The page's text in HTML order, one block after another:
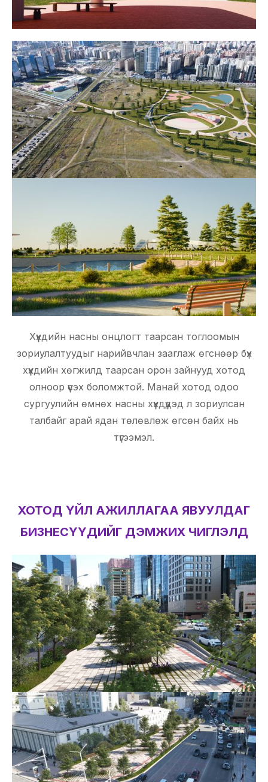
Хүүхдийн насны онцлогт таарсан тоглоомын
зориулалтуудыг нарийвчлан зааглаж өгснөөр бүх
хүүхдийн хөгжилд таарсан орон зайнууд хотод
олноор үүсэх боломжтой. Манай хотод одоо
сургуулийн өмнөх насны хүүхдүүдэд л зориулсан
талбайг арай ядан төлөвлөж өгсөн байх нь
түгээмэл.
ХОТОД ҮЙЛ АЖИЛЛАГАА ЯВУУЛДАГ
БИЗНЕСҮҮДИЙГ ДЭМЖИХ ЧИГЛЭЛД